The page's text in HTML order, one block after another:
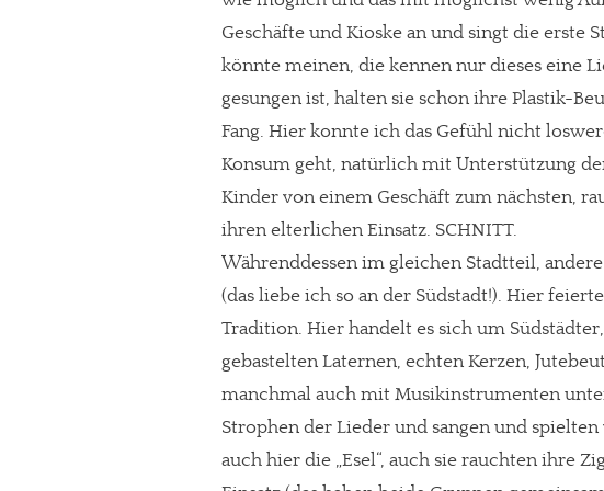
In eigener Sache
Dir gefällt unsere
meinesuedstadt.de finanziert sich durch Partnerprofile
Geschäfte und Kioske an und singt die erste
könnte meinen, die kennen nur dieses eine
gesungen ist, halten sie schon ihre Plastik-
Fang. Hier konnte ich das Gefühl nicht
Konsum geht, natürlich mit Unterstützung
Kinder von einem Geschäft zum nächsten,
ihren elterlichen Einsatz. SCHNITT.
Währenddessen im gleichen Stadtteil,
(das liebe ich so an der Südstadt!). Hier
Tradition. Hier handelt es sich um
gebastelten Laternen, echten Kerzen,
manchmal auch mit Musikinstrumenten
Strophen der Lieder und sangen und
auch hier die „Esel“, auch sie rauchten ihre